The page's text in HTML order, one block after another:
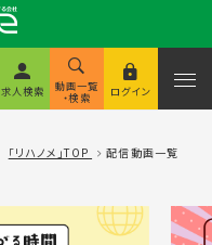
求人検索 動画一覧
・検索 ログイン
「リハノメ」TOP 配信動画一覧